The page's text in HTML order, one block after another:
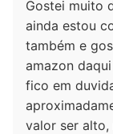
Gostei muito
ainda estou
também e
amazon
fico em
valor ser alto,